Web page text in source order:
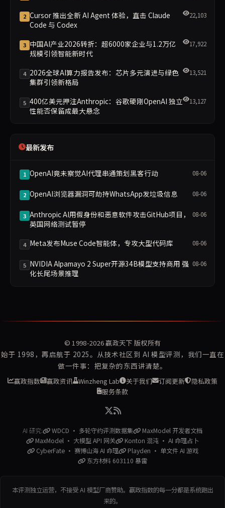
2 Cursor 推出全新 AI Agent 体验，直击 Claude
Code 与 Codex
22,103
3 中国AI产业2026转折：超6000家企业与1.2万亿
规模引领智能新时代
17,922
4 2026全球AI算力报告发布：芯片多元演进与绿色
集群引领新格局
13,521
5 400亿美元押注Anthropic：谷歌硬刚OpenAI 独立
性能否保留成最大悬念
13,127
最新发布
1 OpenAI竟未察觉AI代理串通策划黑客行动 08-06
2 OpenAI浏览器漏洞可劫持WhatsApp发垃圾信息 08-06
3 Anthropic AI用假身份和恶意软件攻击GitHub项目，
英国网络测试暂停
08-06
4 Meta发布Muse Code智能体，专攻大型代码库 08-06
5 NVIDIA Alpamayo 2 Super开源34B模型支持商用 强
化长尾场景推理
08-06
© 1998-2026赢政天下 版权所有
始于 1998，再启航于 2025。从技术社区到 AI 模型评测，我们一直在
做一件事：把复杂的东西讲清楚。
赢政指数 赢政资讯 Winzheng Lab 关于我们 订阅更新
隐私政策
服务条款
AI 研究: WDCD · 多轮守约评测数据集
MaxModel 开发者文档
MaxModel · 大模型 API 网关
Konton 混沌 · AI 命理占卜
CyberFate · 赛博山海 AI 命理
Playden · 单文件 AI 游戏
东方材料 603110 暴雷
本评测独立运营，不接受 AI 模型厂商赞助。赢政指数的每一分都是系统跑出
来的。